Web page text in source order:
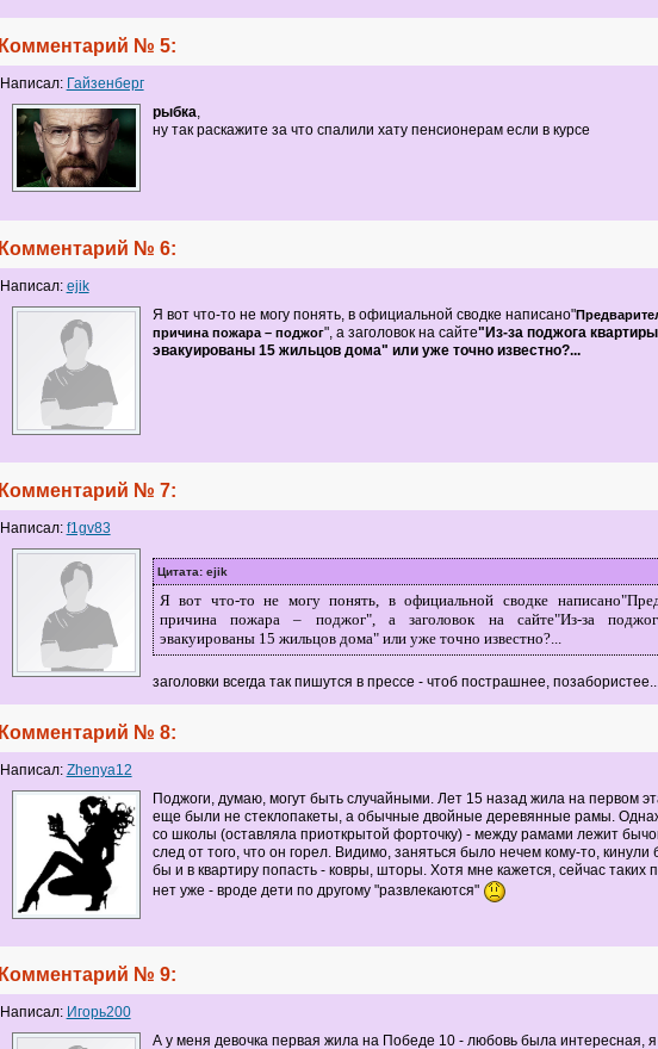
Комментарий № 5:
Написал: Гайзенберг
рыбка
ну так раскажите за что спалили хату пенсионерам если в курсе
Комментарий № 6:
Написал: ejik
Я вот что-то не могу понять, в официальной сводке написано"
причина пожара – поджог", а заголовок на сайте"Из-за поджога квартиры
эвакуированы 15 жильцов дома" или уже точно известно?...
Комментарий № 7:
Написал: f1gv83
Цитата: ejik
Я вот что-то не могу понять, в официальной сводке
причина пожара – поджог", а заголовок на сайте"Из-за
эвакуированы 15 жильцов дома" или уже точно известно?...
заголовки всегда так пишутся в прессе - чтоб пострашнее, позабористее...
Комментарий № 8:
Написал: Zhenya12
Поджоги, думаю, могут быть случайными. Лет 15 назад жила на первом
еще были не стеклопакеты, а обычные двойные деревянные рамы.
со школы (оставляла приоткрытой форточку) - между рамами лежит
след от того, что он горел. Видимо, заняться было нечем кому-то, кинули
бы и в квартиру попасть - ковры, шторы. Хотя мне кажется, сейчас таких
нет уже - вроде дети по другому "развлекаются"
Комментарий № 9:
Написал: Игорь200
А у меня девочка первая жила на Победе 10 - любовь была интересная, я